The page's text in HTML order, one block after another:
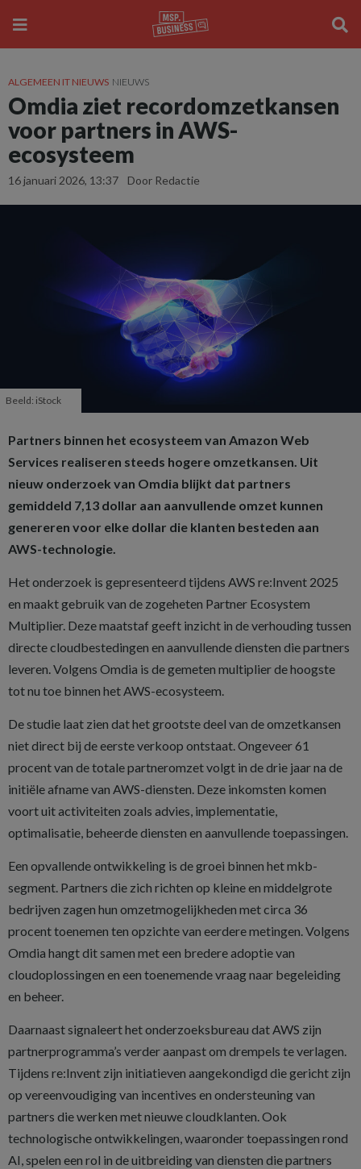
ALGEMEEN IT NIEUWS NIEUWS
Omdia ziet recordomzetkansen
voor partners in AWS-
ecosysteem
16 januari 2026, 13:37 Door Redactie
Beeld: iStock
Partners binnen het ecosysteem van Amazon Web
Services realiseren steeds hogere omzetkansen. Uit
nieuw onderzoek van Omdia blijkt dat partners
gemiddeld 7,13 dollar aan aanvullende omzet kunnen
genereren voor elke dollar die klanten besteden aan
AWS-technologie.
Het onderzoek is gepresenteerd tijdens AWS re:Invent 2025
en maakt gebruik van de zogeheten Partner Ecosystem
Multiplier. Deze maatstaf geeft inzicht in de verhouding tussen
directe cloudbestedingen en aanvullende diensten die partners
leveren. Volgens Omdia is de gemeten multiplier de hoogste
tot nu toe binnen het AWS-ecosysteem.
De studie laat zien dat het grootste deel van de omzetkansen
niet direct bij de eerste verkoop ontstaat. Ongeveer 61
procent van de totale partneromzet volgt in de drie jaar na de
initiële afname van AWS-diensten. Deze inkomsten komen
voort uit activiteiten zoals advies, implementatie,
optimalisatie, beheerde diensten en aanvullende toepassingen.
Een opvallende ontwikkeling is de groei binnen het mkb-
segment. Partners die zich richten op kleine en middelgrote
bedrijven zagen hun omzetmogelijkheden met circa 36
procent toenemen ten opzichte van eerdere metingen. Volgens
Omdia hangt dit samen met een bredere adoptie van
cloudoplossingen en een toenemende vraag naar begeleiding
en beheer.
Daarnaast signaleert het onderzoeksbureau dat AWS zijn
partnerprogramma’s verder aanpast om drempels te verlagen.
Tijdens re:Invent zijn initiatieven aangekondigd die gericht zijn
op vereenvoudiging van incentives en ondersteuning van
partners die werken met nieuwe cloudklanten. Ook
technologische ontwikkelingen, waaronder toepassingen rond
AI, spelen een rol in de uitbreiding van diensten die partners